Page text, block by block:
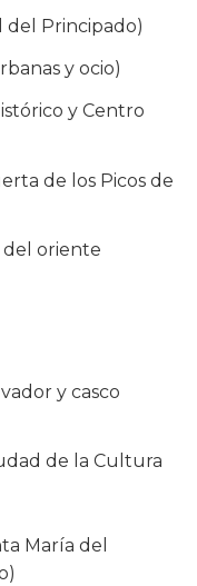
del Principado)
y ocio)
y Centro
de los Picos de
del oriente
y casco
de la Cultura
María del